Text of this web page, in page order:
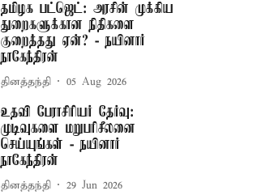
தமிழக பட்ஜெட்: அரசின் முக்கிய
துறைகளுக்கான நிதிகளை
குறைத்தது ஏன்? - நயினார்
நாகேந்திரன்
தினத்தந்தி 05 Aug 2026
உதவி பேராசிரியர் தேர்வு:
முடிவுகளை மறுபரிசீலனை
செய்யுங்கள் - நயினார்
நாகேந்திரன்
தினத்தந்தி 29 Jun 2026